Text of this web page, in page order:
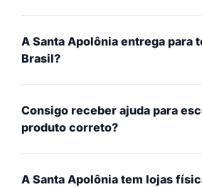
A Santa Apolônia entrega para
Brasil?
Consigo receber ajuda para
produto correto?
A Santa Apolônia tem lojas